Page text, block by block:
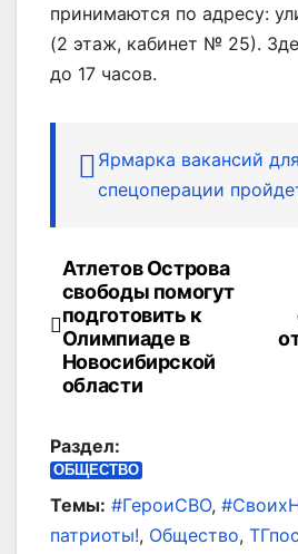
принимаются по адресу:
(2 этаж, кабинет № 25).
до 17 часов.
Ярмарка вакансий
спецоперации
Навигация
по
записям
Атлетов Острова
свободы помогут
подготовить к
Олимпиаде в
Новосибирской
области
Раздел:
ОБЩЕСТВО
Темы: #ГероиСВО,
патриоты!, Общество,